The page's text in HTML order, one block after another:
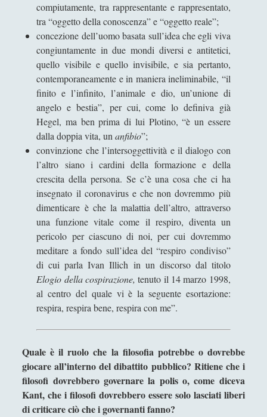
compiutamente, tra rappresentante e rappresentato,
tra “oggetto della conoscenza” e “oggetto reale”;
concezione dell’uomo basata sull’idea che egli viva
congiuntamente in due mondi diversi e antitetici,
quello visibile e quello invisibile, e sia pertanto,
contemporaneamente e in maniera ineliminabile, “il
finito e l’infinito, l’animale e dio, un’unione di
angelo e bestia”, per cui, come lo definiva già
Hegel, ma ben prima di lui Plotino, “è un essere
dalla doppia vita, unanfibio”;
convinzione che l’intersoggettività e il dialogo con
l’altro siano i cardini della formazione e della
crescita della persona. Se c’è una cosa che ci ha
insegnato il coronavirus e che non dovremmo più
dimenticare è che la malattia dell’altro, attraverso
una funzione vitale come il respiro, diventa un
pericolo per ciascuno di noi, per cui dovremmo
meditare a fondo sull’idea del “respiro condiviso”
di cui parla Ivan Illich in un discorso dal titolo
Elogio della cospirazione,tenuto il 14 marzo 1998,
al centro del quale vi è la seguente esortazione:
respira, respira bene, respira con me”.
Quale è il ruolo che la filosofia potrebbe o dovrebbe
giocare all’interno del dibattito pubblico? Ritiene che i
filosofi dovrebbero governare la polis o, come diceva
Kant, che i filosofi dovrebbero essere solo lasciati liberi
di criticare ciò che i governanti fanno?